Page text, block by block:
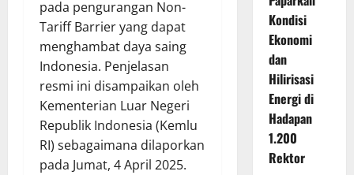
pada pengurangan Non-
Tariff Barrier yang dapat
menghambat daya saing
Indonesia. Penjelasan
resmi ini disampaikan oleh
Kementerian Luar Negeri
Republik Indonesia (Kemlu
RI) sebagaimana dilaporkan
pada Jumat, 4 April 2025.
Kondisi
Ekonomi
dan
Hilirisasi
Energi di
Hadapan
1.200
Rektor